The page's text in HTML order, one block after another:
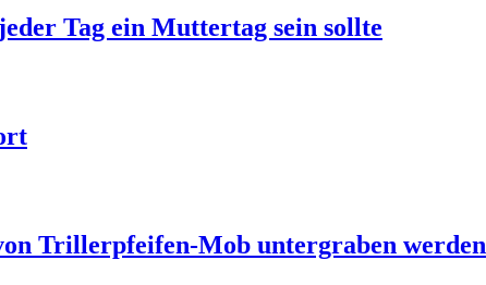
Tag ein Muttertag sein sollte
Trillerpfeifen-Mob untergraben werden